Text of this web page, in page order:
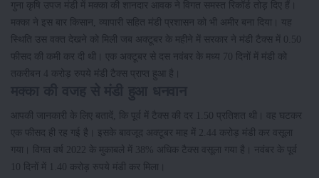
गुना कृषि उपज मंडी में मक्का की शानदार आवक ने विगत समस्त रिकॉर्ड तोड़ दिए हैं।
मक्का ने इस बार किसान, व्यापारी सहित मंडी प्रशासन को भी अमीर बना दिया। यह
स्थिति उस वक्त देखने को मिली जब अक्टूबर के महीने में सरकार ने मंडी टैक्स में 0.50
फीसद की कमी कर दी थी। एक अक्टूबर से दस नवंबर के मध्य 70 दिनों में मंडी को
तकरीबन 4 करोड़ रुपये मंडी टैक्स प्राप्त हुआ है।
आपकी जानकारी के लिए बतादें, कि पूर्व में टैक्स की दर 1.50 प्रतिशत थी। वह घटकर
एक फीसद ही रह गई है। इसके बावजूद अक्टूबर माह में 2.44 करोड़ मंडी कर वसूला
गया। विगत वर्ष 2022 के मुकाबले में 38% अधिक टैक्स वसूला गया है। नवंबर के पूर्व
10 दिनों में 1.40 करोड़ रुपये मंडी कर मिला।